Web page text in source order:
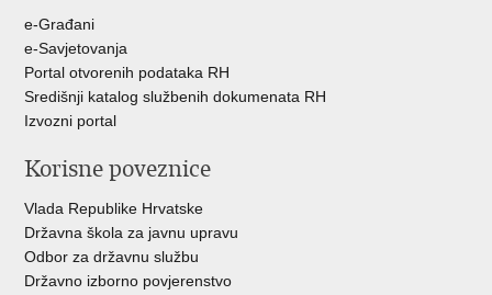
e-Građani
e-Savjetovanja
Portal otvorenih podataka RH
Središnji katalog službenih dokumenata RH
Izvozni portal
Korisne poveznice
Vlada Republike Hrvatske
Državna škola za javnu upravu
Odbor za državnu službu
Državno izborno povjerenstvo